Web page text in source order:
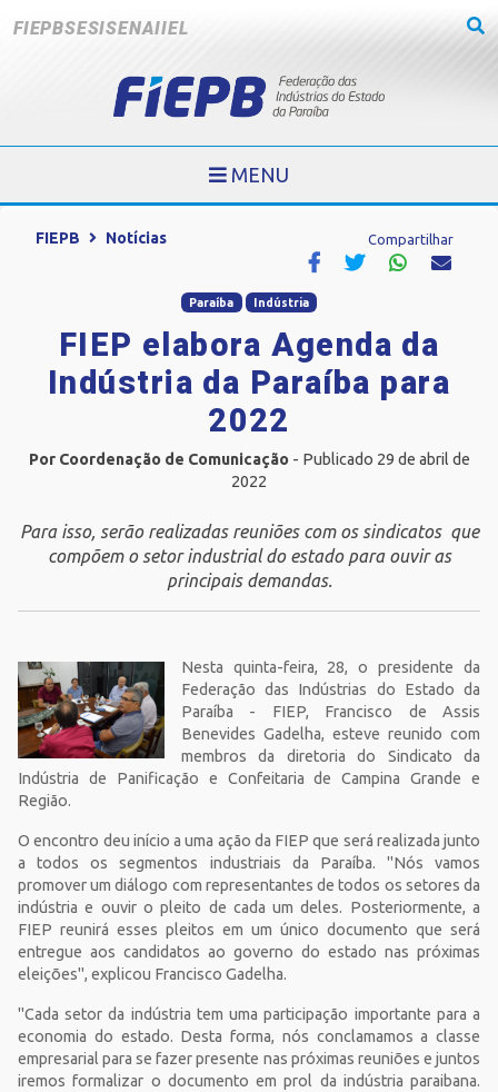
FIEPBSESISENAIIEL
MENU
FIEPB Notícias Compartilhar
Paraíba Indústria
FIEP elabora Agenda da
Indústria da Paraíba para
2022
Por Coordenação de Comunicação- Publicado 29 de abril de
2022
Para isso, serão realizadas reuniões com os sindicatos que
compõem o setor industrial do estado para ouvir as
principais demandas.
Nesta quinta-feira, 28, o presidente da
Federação das Indústrias do Estado da
Paraíba - FIEP, Francisco de Assis
Benevides Gadelha, esteve reunido com
membros da diretoria do Sindicato da
Indústria de Panificação e Confeitaria de Campina Grande e
Região.
O encontro deu início a uma ação da FIEP que será realizada junto
a todos os segmentos industriais da Paraíba. "Nós vamos
promover um diálogo com representantes de todos os setores da
indústria e ouvir o pleito de cada um deles. Posteriormente, a
FIEP reunirá esses pleitos em um único documento que será
entregue aos candidatos ao governo do estado nas próximas
eleições", explicou Francisco Gadelha.
"Cada setor da indústria tem uma participação importante para a
economia do estado. Desta forma, nós conclamamos a classe
empresarial para se fazer presente nas próximas reuniões e juntos
iremos formalizar o documento em prol da indústria paraibana.